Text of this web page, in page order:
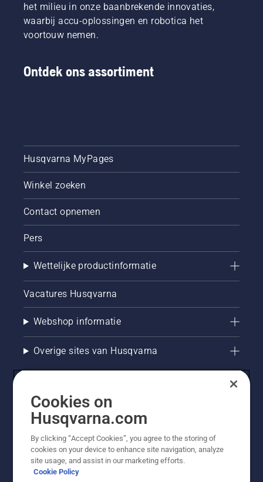
het milieu in onze baanbrekende innovaties,
waarbij accu-oplossingen en robotica het
voortouw nemen.
Ontdek ons assortiment
Husqvarna MyPages
Winkel zoeken
Contact opnemen
Pers
Wettelijke productinformatie
Vacatures Husqvarna
Webshop informatie
Overige sites van Husqvarna
© Husqvarna AB (publ). Alle rechten voorbehouden. De
Cookies on
Husqvarna.com
By clicking “Accept Cookies”, you agree to the storing of
cookies on your device to enhance site navigation, analyze
site usage, and assist in our marketing efforts.
Cookie Policy